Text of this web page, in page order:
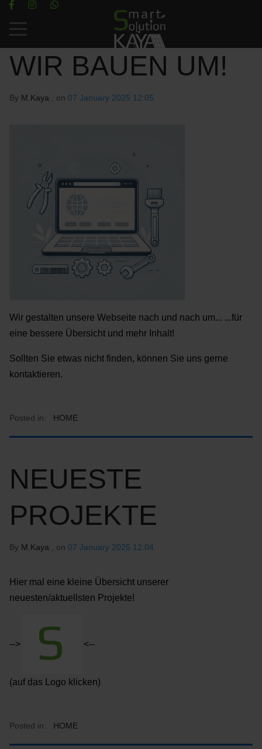
Mobile Menu Toggle
WIR BAUEN UM!
By M.Kaya , on 07 January 2025 12:05
Wir gestalten unsere Webseite nach und nach um... ...für
eine bessere Übersicht und mehr Inhalt!
Sollten Sie etwas nicht finden, können Sie uns gerne
kontaktieren.
Posted in: HOME
NEUESTE
PROJEKTE
By M.Kaya , on 07 January 2025 12:04
Hier mal eine kleine Übersicht unserer
neuesten/aktuellsten Projekte!
--> <--
(auf das Logo klicken)
Posted in: HOME